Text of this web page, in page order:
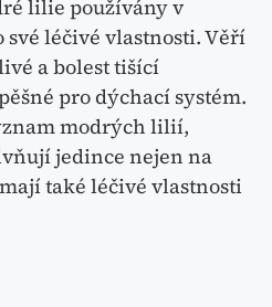
lilie používány v
léčivé vlastnosti. Věří
a bolest tišící
pro dýchací systém.
modrých lilií,
jedince nejen na
také léčivé vlastnosti